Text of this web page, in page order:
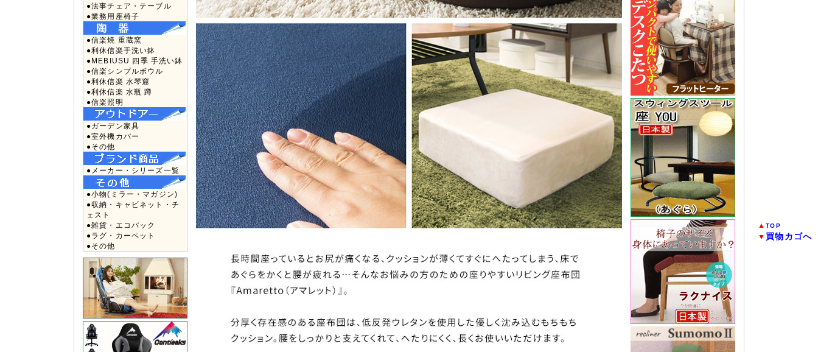
●法事チェア・テーブル
●業務用座椅子
●信楽焼 重蔵窯
●利休信楽手洗い鉢
●MEBIUSU 四季 手洗い鉢
●信楽シンプルボウル
●利休信楽 水琴窟
●利休信楽 水瓶 蹲
●信楽照明
●ガーデン家具
●室外機カバー
●その他
●メーカー・シリーズ一覧
●小物(ミラー・マガジン)
●収納・キャビネット・チ
ェスト
●雑貨・エコバック
●ラグ・カーペット
●その他
▲TOP
▼ 買物カゴへ